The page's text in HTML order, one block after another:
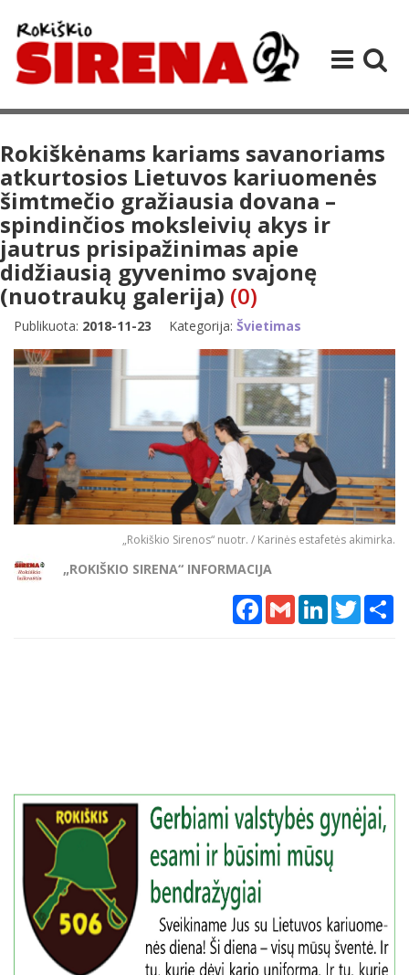
Rokiškėnams kariams savanoriams
atkurtosios Lietuvos kariuomenės
šimtmečio gražiausia dovana –
spindinčios moksleivių akys ir
jautrus prisipažinimas apie
didžiausią gyvenimo svajonę
(nuotraukų galerija) (0)
Publikuota: 2018-11-23 Kategorija: Švietimas
„Rokiškio Sirenos“ nuotr. / Karinės estafetės akimirka.
„ROKIŠKIO SIRENA“ INFORMACIJA
Facebook
Gmail LinkedInTwitter